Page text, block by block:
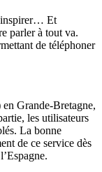
inspirer… Et
parler à tout va.
de téléphoner
Grande-Bretagne,
les utilisateurs
La bonne
de ce service dès